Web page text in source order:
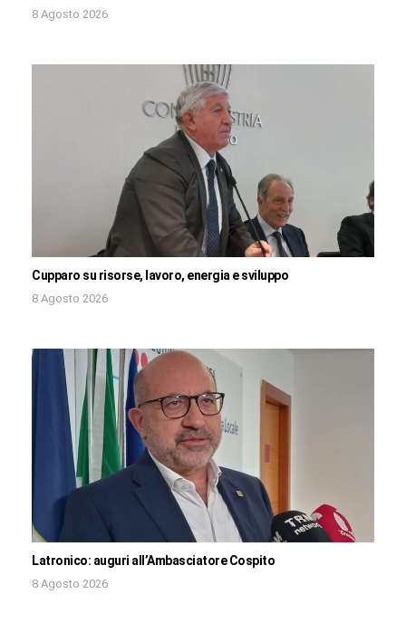
8 Agosto 2026
Cupparo su risorse, lavoro, energia e sviluppo
8 Agosto 2026
Latronico: auguri all’Ambasciatore Cospito
8 Agosto 2026